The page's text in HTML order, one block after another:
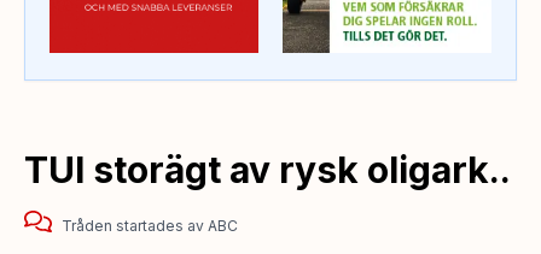
TUI storägt av rysk oligark..
Tråden startades av ABC